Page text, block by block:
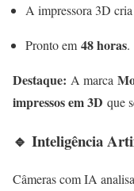
A impressora 3D
Pronto em 48 horas.
Destaque: A marca
impressos em 3D que
🔹 Inteligência
Câmeras com IA